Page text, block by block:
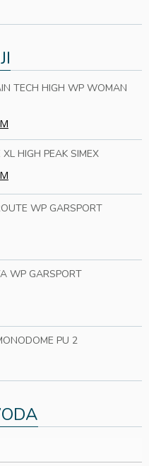
TECH HIGH WP WOMAN
HIGH PEAK SIMEX
WP GARSPORT
WP GARSPORT
PU 2